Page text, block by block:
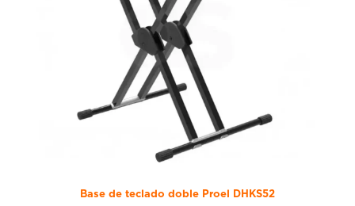
Base de teclado doble Proel DHKS52